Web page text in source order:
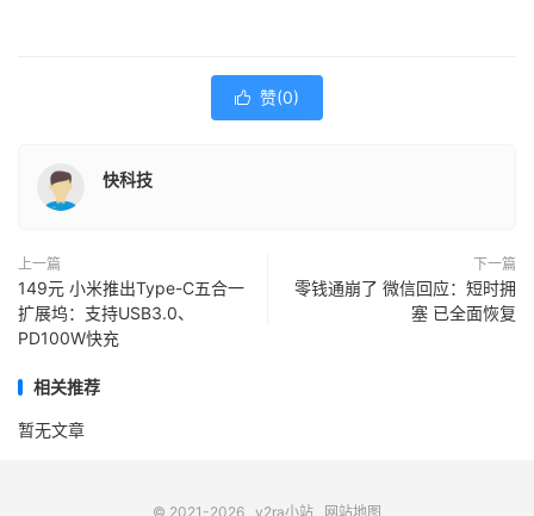
 赞(0)
快科技
上一篇
149元 小米推出Type-C五合一
扩展坞：支持USB3.0、
PD100W快充
下一篇
零钱通崩了 微信回应：短时拥
塞 已全面恢复
相关推荐
暂无文章
© 2021-2026 v2ra小站 网站地图